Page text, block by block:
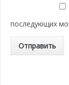
последующих